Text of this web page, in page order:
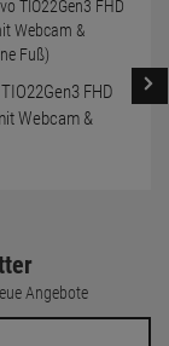
FHD
Webcam &
Angebote